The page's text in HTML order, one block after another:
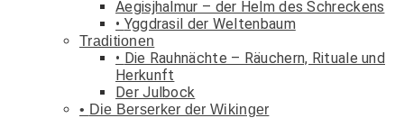
Aegisjhalmur – der Helm des Schreckens
Yggdrasil der Weltenbaum
Traditionen
Die Rauhnächte – Räuchern, Rituale und
Herkunft
Der Julbock
Die Berserker der Wikinger